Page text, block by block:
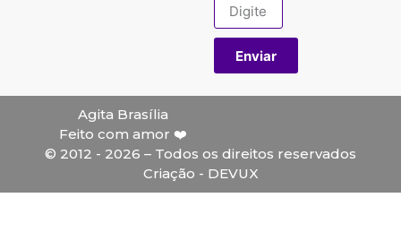
Enviar
Agita Brasília
Feito com amor ❤️
© 2012 - 2026 – Todos os direitos reservados
Criação - DEVUX